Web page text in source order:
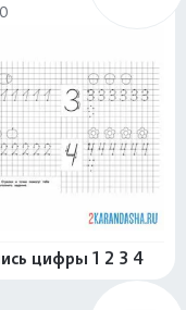
цифры 1 2 3 4